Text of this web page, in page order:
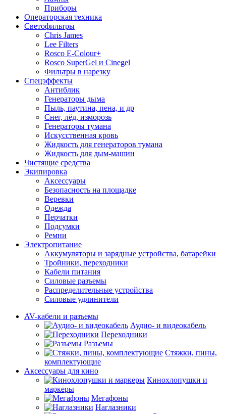
Приборы
Операторская техника
Светофильтры
Chris James
Lee Filters
Rosco E-Colour+
Rosco SuperGel и Cinegel
Фильтры в нарезку
Спецэффекты
Антиблик
Генераторы дыма
Пыль, паутина, пена, и др
Снег, лёд, изморозь
Генераторы тумана
Искусственная кровь
Жидкость для генераторов тумана
Жидкость для дым-машин
Чистящие средства
Экипировка
Аксессуары
Безопасность на площадке
Веревки
Одежда
Перчатки
Подсумки
Ремни
Электропитание
Аккумуляторы и зарядные устройства, батарейки
Тройники, переходники
Кабели питания
Силовые разъемы
Распределительные устройства
Силовые удлинители
AV-кабели и разъемы
Аудио- и видеокабель
Переходники
Разъемы
Стяжки, пины,
комплектующие
Аксессуары для кино
Кинохлопушки и
маркеры
Мегафоны
Наглазники